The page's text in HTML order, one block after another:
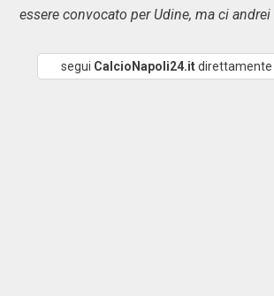
essere convocato per Udine, ma ci andrei
segui CalcioNapoli24.itdirettamente